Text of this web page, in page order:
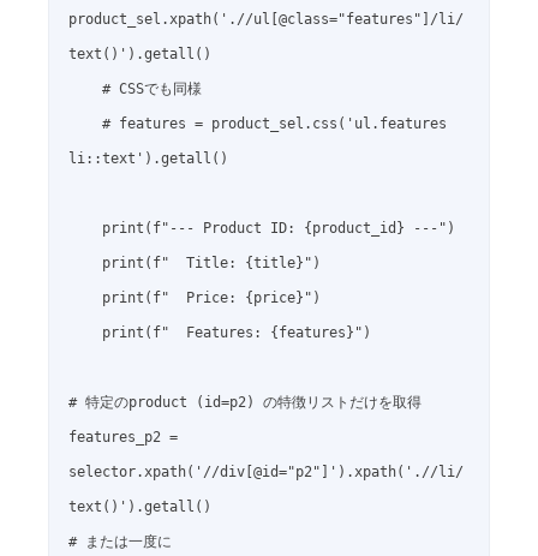
product_sel.xpath('.//ul[@class="features"]/li/
text()').getall()
li::text').getall()
# 特定のproduct (id=p2) の特徴リストだけを取得
features_p2 =
selector.xpath('//div[@id="p2"]').xpath('.//li/
text()').getall()
# または一度に